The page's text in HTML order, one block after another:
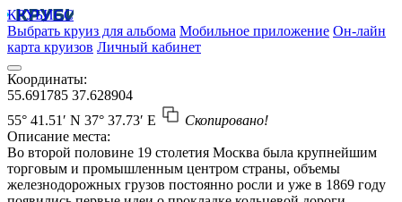
КРУБИСС
Выбрать круиз для альбома Мобильное приложение Он-лайн
карта круизов Личный кабинет
Координаты:
55.691785 37.628904
55° 41.51′ N 37° 37.73′ E
Скопировано!
Описание места:
Во второй половине 19 столетия Москва была крупнейшим
торговым и промышленным центром страны, объемы
железнодорожных грузов постоянно росли и уже в 1869 году